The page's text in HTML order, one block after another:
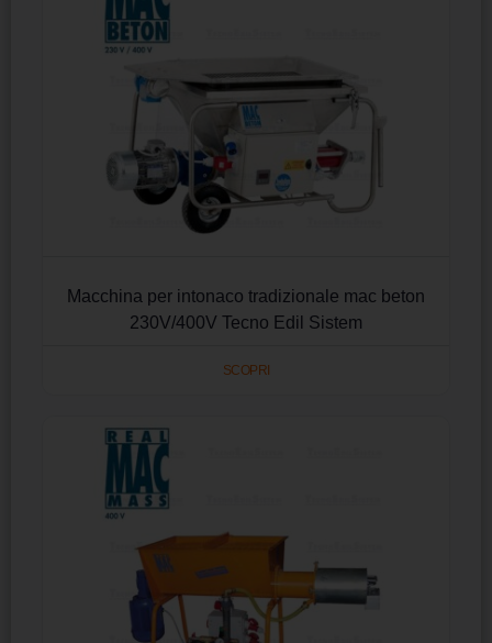
Macchina per intonaco tradizionale mac beton
230V/400V Tecno Edil Sistem
SCOPRI